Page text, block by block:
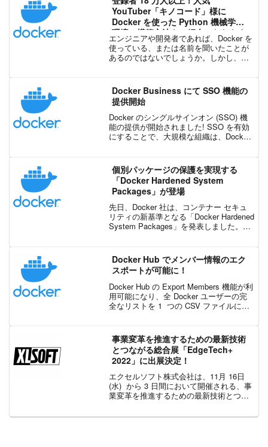
YouTuber「キノコード」様に
Docker を使った Python 機械学習
環境の構築方法をご紹介いただきま
した！
エンジニアや開発者であれば、Docker を
使っている、または名前を聞いたことが
あるのではないでしょうか。しかし、実
感じている方もいるかもしれません。
確...
Docker Business にて SSO 機能の
提供開始
Docker のシングルサインオン (SSO) 機
能の提供が開始されました! SSO を有効
にすることで、大規模な組織は、Docker
の標準的な ID プロバイダー ...
個別パッケージの保護を実現する
「Docker Hardened System
Packages」が登場
先日、Docker 社は、コンテナー セキュ
リティの新基準となる「Docker Hardened
System Packages」を発表しました。こ
強固なセキュリティ...
Docker Hub でメンバー情報のエク
スポートが可能に！
Docker Hub の Export Members 機能が利
用可能になり、全 Docker ユーザーの完
全なリストを 1 つの CSV ファイルにエ
フルネーム、メ...
事業変革を推進するための最新技術
とつながる総合展「EdgeTech+
2022」に出展決定！
エクセルソフト株式会社は、11月 16日
(水) から 3 日間において開催される、事
業変革を推進するための最新技術とつな
いたします。このイベントでは、クラウ